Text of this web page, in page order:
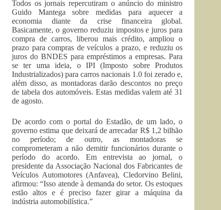
Todos os jornais repercutiram o anúncio do ministro
Guido Mantega sobre medidas para aquecer a
economia diante da crise financeira global.
Basicamente, o governo reduziu impostos e juros para
compra de carros, liberou mais crédito, ampliou o
prazo para compras de veículos a prazo, e reduziu os
juros do BNDES para empréstimos a empresas. Para
se ter uma ideia, o IPI (Imposto sobre Produtos
Industrializados) para carros nacionais 1.0 foi zerado e,
além disso, as montadoras darão descontos no preço
de tabela dos automóveis. Estas medidas valem até 31
de agosto.
De acordo com o portal do Estadão, de um lado, o
governo estima que deixará de arrecadar R$ 1,2 bilhão
no período; de outro, as montadoras se
comprometeram a não demitir funcionários durante o
período do acordo. Em entrevista ao jornal, o
presidente da Associação Nacional dos Fabricantes de
Veículos Automotores (Anfavea), Cledorvino Belini,
afirmou: “Isso atende à demanda do setor. Os estoques
estão altos e é preciso fazer girar a máquina da
indústria automobilística.”